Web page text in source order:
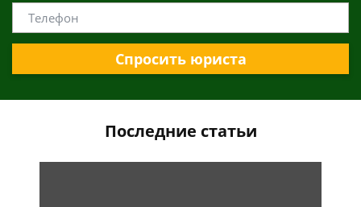
Спросить юриста
Последние статьи